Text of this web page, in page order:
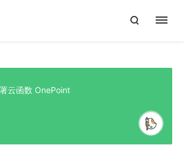
云函数 OnePoint